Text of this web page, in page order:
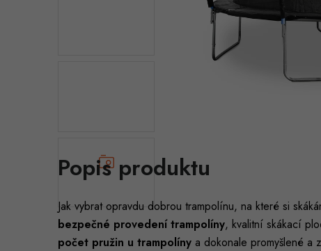
Popis produktu
Jak vybrat opravdu dobrou trampolínu, na které si
bezpečné provedení trampolíny, kvalitní skákací
počet pružin u trampolíny a dokonale promyšlené a